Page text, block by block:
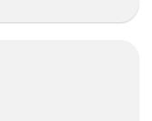
de inspiración p
CON ENSALADIL